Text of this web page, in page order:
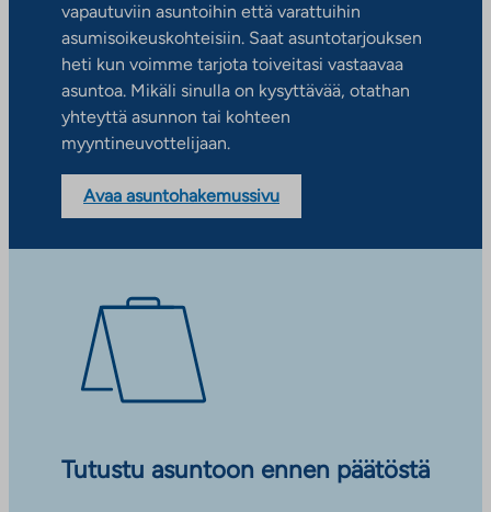
vapautuviin asuntoihin että varattuihin
asumisoikeuskohteisiin. Saat asuntotarjouksen
heti kun voimme tarjota toiveitasi vastaavaa
asuntoa. Mikäli sinulla on kysyttävää, otathan
yhteyttä asunnon tai kohteen
myyntineuvottelijaan.
Avaa asuntohakemussivu
Tutustu asuntoon ennen päätöstä